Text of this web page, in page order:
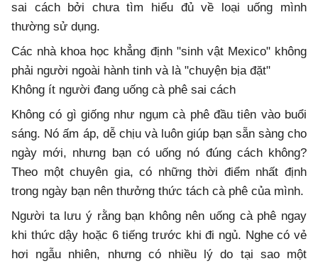
sai cách bởi chưa tìm hiểu đủ về loại uống mình
thường sử dụng.
Các nhà khoa học khẳng định "sinh vật Mexico" không
phải người ngoài hành tinh và là "chuyện bịa đặt"
Không ít người đang uống cà phê sai cách
Không có gì giống như ngụm cà phê đầu tiên vào buổi
sáng. Nó ấm áp, dễ chịu và luôn giúp bạn sẵn sàng cho
ngày mới, nhưng bạn có uống nó đúng cách không?
Theo một chuyên gia, có những thời điểm nhất định
trong ngày bạn nên thưởng thức tách cà phê của mình.
Người ta lưu ý rằng bạn không nên uống cà phê ngay
khi thức dậy hoặc 6 tiếng trước khi đi ngủ. Nghe có vẻ
hơi ngẫu nhiên, nhưng có nhiều lý do tại sao một